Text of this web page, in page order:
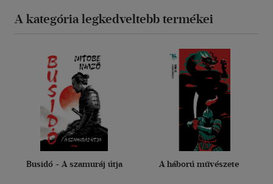
A kategória legkedveltebb termékei
Busidó - A szamuráj útja A háború művészete